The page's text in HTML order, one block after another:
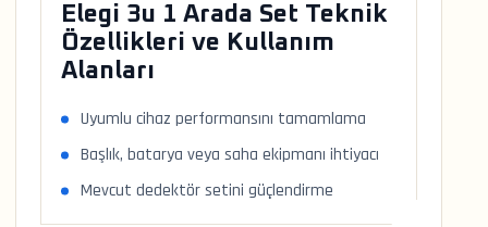
Elegi 3u 1 Arada Set Teknik
Özellikleri ve Kullanım
Alanları
Uyumlu cihaz performansını tamamlama
Başlık, batarya veya saha ekipmanı ihtiyacı
Mevcut dedektör setini güçlendirme